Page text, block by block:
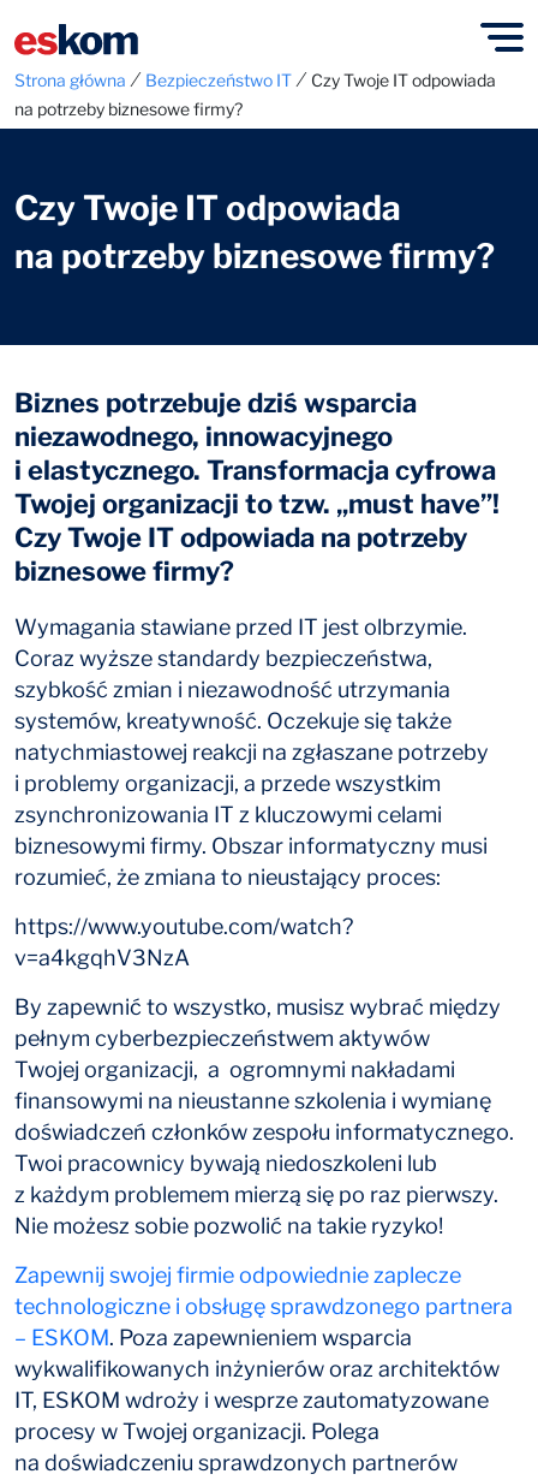
Strona główna ⁄ Bezpieczeństwo IT⁄ Czy Twoje IT odpowiada
na potrzeby biznesowe firmy?
Czy Twoje IT odpowiada
na potrzeby biznesowe firmy?
Biznes potrzebuje dziś wsparcia
niezawodnego, innowacyjnego
i elastycznego. Transformacja cyfrowa
Twojej organizacji to tzw. „must have”!
Czy Twoje IT odpowiada na potrzeby
biznesowe firmy?
Wymagania stawiane przed IT jest olbrzymie.
Coraz wyższe standardy bezpieczeństwa,
szybkość zmian i niezawodność utrzymania
systemów, kreatywność. Oczekuje się także
natychmiastowej reakcji na zgłaszane potrzeby
i problemy organizacji, a przede wszystkim
zsynchronizowania IT z kluczowymi celami
biznesowymi firmy. Obszar informatyczny musi
rozumieć, że zmiana to nieustający proces:
https://www.youtube.com/watch?
v=a4kgqhV3NzA
By zapewnić to wszystko, musisz wybrać między
pełnym cyberbezpieczeństwem aktywów
Twojej organizacji, a ogromnymi nakładami
finansowymi na nieustanne szkolenia i wymianę
doświadczeń członków zespołu informatycznego.
Twoi pracownicy bywają niedoszkoleni lub
z każdym problemem mierzą się po raz pierwszy.
Nie możesz sobie pozwolić na takie ryzyko!
Zapewnij swojej firmie odpowiednie zaplecze
technologiczne i obsługę sprawdzonego partnera
– ESKOM. Poza zapewnieniem wsparcia
wykwalifikowanych inżynierów oraz architektów
IT, ESKOM wdroży i wesprze zautomatyzowane
procesy w Twojej organizacji. Polega
na doświadczeniu sprawdzonych partnerów